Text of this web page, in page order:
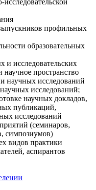
профильных
образовательных
и исследовательских
научное пространство
научных исследований
исследований;
научных докладов,
публикаций,
исследований
(семинаров,
симпозиумов)
видов практики
аспирантов